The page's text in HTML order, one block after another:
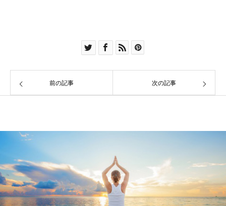
前の記事 次の記事